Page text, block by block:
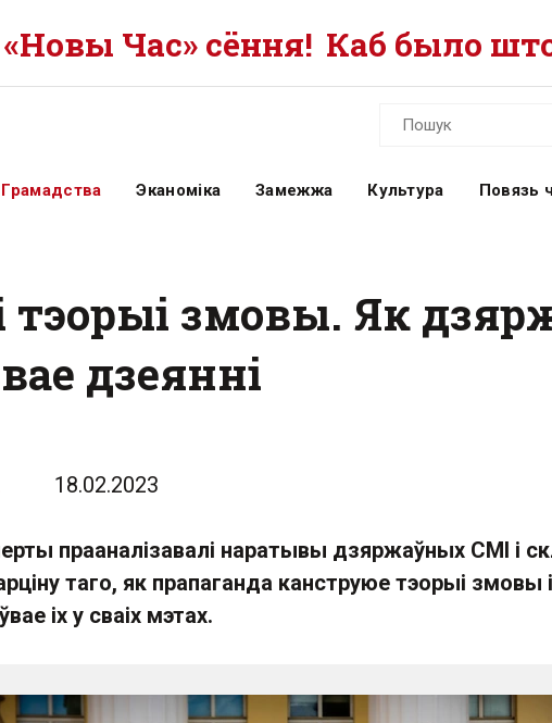
Час» сёння! Каб было
Грамадства Эканоміка Замежжа Культура Повязь
тэорыі змовы. Як
дзеянні
18.02.2023
прааналізавалі наратывы дзяржаўных СМІ і
таго, як прапаганда канструюе тэорыі змовы і
іх у сваіх мэтах.